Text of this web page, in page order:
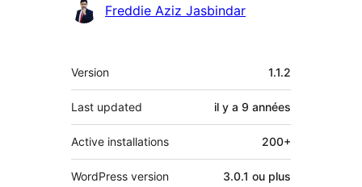
Contributeurs
Freddie Aziz Jasbindar
Méta
Version 1.1.2
Last updated il y a 9 années
Active installations 200+
WordPress version 3.0.1 ou plus